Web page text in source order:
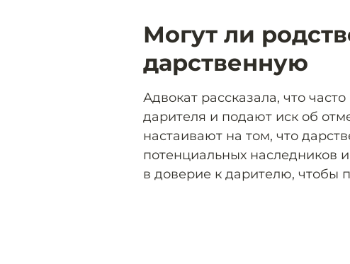
Могут ли
дарственную
Адвокат рассказала, что часто
дарителя и подают иск об
настаивают на том, что
потенциальных наследников
в доверие к дарителю, чтобы